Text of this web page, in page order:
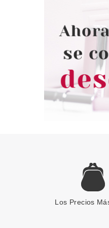
Pvr 3.59€
Los Precios